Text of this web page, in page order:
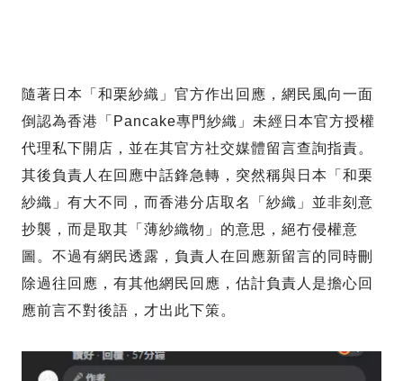
隨著日本「和栗紗織」官方作出回應，網民風向一面
倒認為香港「Pancake專門紗織」未經日本官方授權
代理私下開店，並在其官方社交媒體留言查詢指責。
其後負責人在回應中話鋒急轉，突然稱與日本「和栗
紗織」有大不同，而香港分店取名「紗織」並非刻意
抄襲，而是取其「薄紗織物」的意思，絕冇侵權意
圖。不過有網民透露，負責人在回應新留言的同時刪
除過往回應，有其他網民回應，估計負責人是擔心回
應前言不對後語，才出此下策。